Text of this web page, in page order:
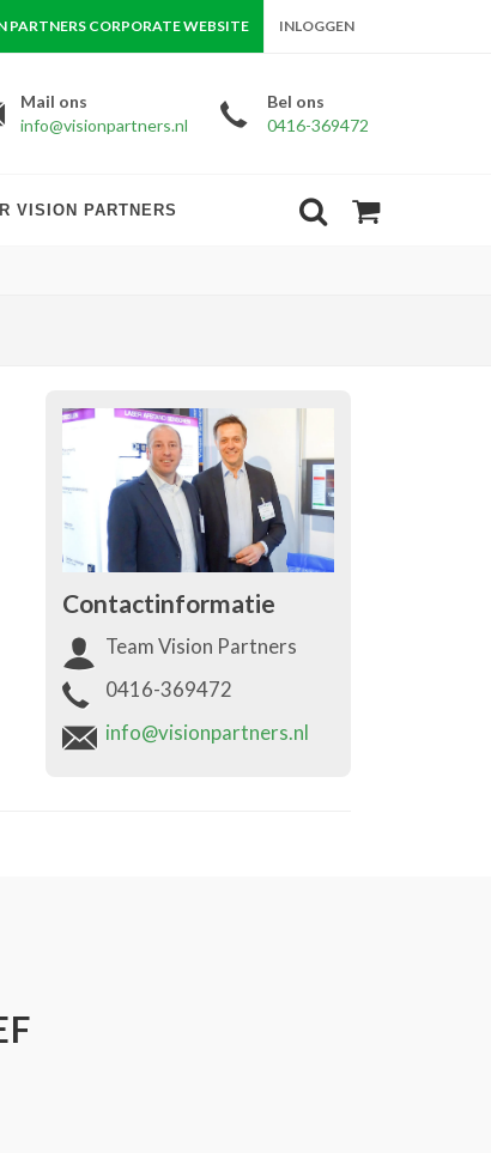
PARTNERS CORPORATE WEBSITE INLOGGEN
Mail ons
info@visionpartners.nl
Bel ons
0416-369472
VISION PARTNERS
Contactinformatie
Team Vision Partners
0416-369472
info@visionpartners.nl